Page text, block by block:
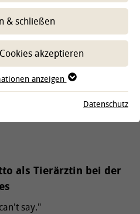
als Tierärztin bei der
say."
& schließen
akzeptieren
anzeigen
Datenschutz